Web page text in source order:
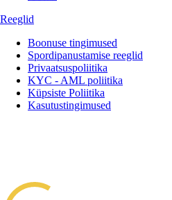
Reeglid
Boonuse tingimused
Spordipanustamise reeglid
Privaatsuspoliitika
KYC - AML poliitika
Küpsiste Poliitika
Kasutustingimused